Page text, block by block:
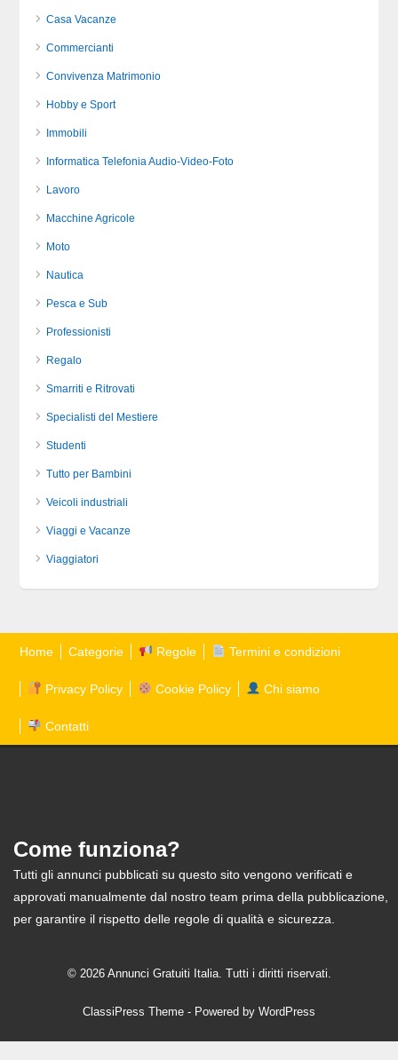
Casa Vacanze
Commercianti
Convivenza Matrimonio
Hobby e Sport
Immobili
Informatica Telefonia Audio-Video-Foto
Lavoro
Macchine Agricole
Moto
Nautica
Pesca e Sub
Professionisti
Regalo
Smarriti e Ritrovati
Specialisti del Mestiere
Studenti
Tutto per Bambini
Veicoli industriali
Viaggi e Vacanze
Viaggiatori
Home Categorie Regole Termini e condizioni
Privacy Policy Cookie Policy Chi siamo
Contatti
Come funziona?
Tutti gli annunci pubblicati su questo sito vengono verificati e
approvati manualmente dal nostro team prima della pubblicazione,
per garantire il rispetto delle regole di qualità e sicurezza.
© 2026 Annunci Gratuiti Italia. Tutti i diritti riservati.
ClassiPress Theme - Powered by WordPress